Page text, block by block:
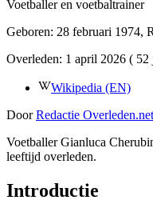
Voetballer en voetbaltrainer
Geboren: 28 februari 1974,
Overleden: 1 april 2026 ( 52
Wikipedia (EN)
Door Redactie Overleden.net
Voetballer Gianluca
leeftijd overleden.
Introductie